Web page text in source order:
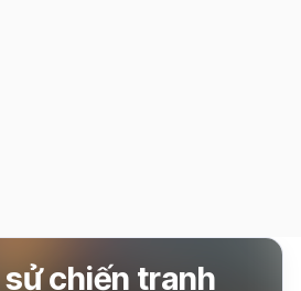
chiến tranh